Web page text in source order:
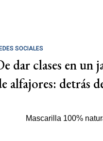
SOCIALES
dar clases en un
alfajores: detrás